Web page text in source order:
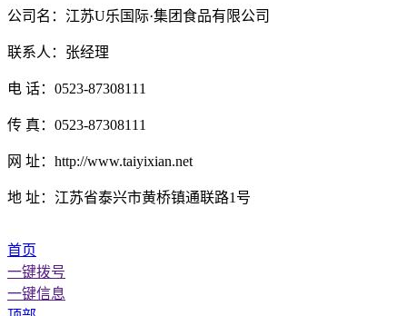
公司名：江苏U乐国际·集团食品有限公司
联系人：张经理
电 话：0523-87308111
传 真：0523-87308111
网 址：http://www.taiyixian.net
地 址：江苏省泰兴市黄桥镇通联路1号
首页
一键拨号
一键信息